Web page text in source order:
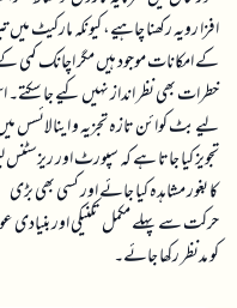
افزا رویہ رکھنا چاہیے، کیونکہ مارکیٹ
کے امکانات موجود ہیں مگر اچانک کمی
خطرات بھی نظر انداز نہیں کیے جا
لیے بٹ کوائن تازہ تجزیہ و اینالائسس
تجویز کیا جاتا ہے کہ سپورٹ اور ریزسٹنس
کا بغور مشاہدہ کیا جائے اور کسی بھی بڑی
حرکت سے پہلے مکمل تکنیکی اور بنیادی
کو مدنظر رکھا جائے۔